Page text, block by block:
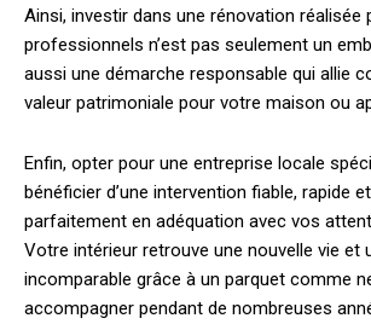
Ainsi, investir dans une rénovation réalisée
professionnels n’est pas seulement un
aussi une démarche responsable qui allie
valeur patrimoniale pour votre maison ou
Enfin, opter pour une entreprise locale
bénéficier d’une intervention fiable, rapide
parfaitement en adéquation avec vos
Votre intérieur retrouve une nouvelle vie et
incomparable grâce à un parquet comme
accompagner pendant de nombreuses